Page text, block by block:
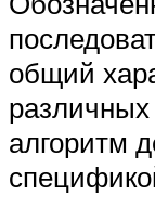
общий
алгоритм